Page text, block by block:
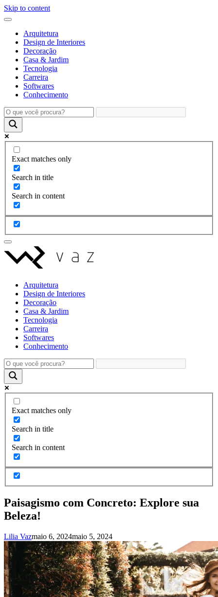
Skip to content
Arquitetura
Design de Interiores
Decoração
Casa & Jardim
Tecnologia
Carreira
Softwares
Conhecimento
Exact matches only
Search in title
Search in content
Arquitetura
Design de Interiores
Decoração
Casa & Jardim
Tecnologia
Carreira
Softwares
Conhecimento
Exact matches only
Search in title
Search in content
Paisagismo com Concreto: Explore sua
Beleza!
Lilia Vazmaio 6, 2024maio 5, 2024